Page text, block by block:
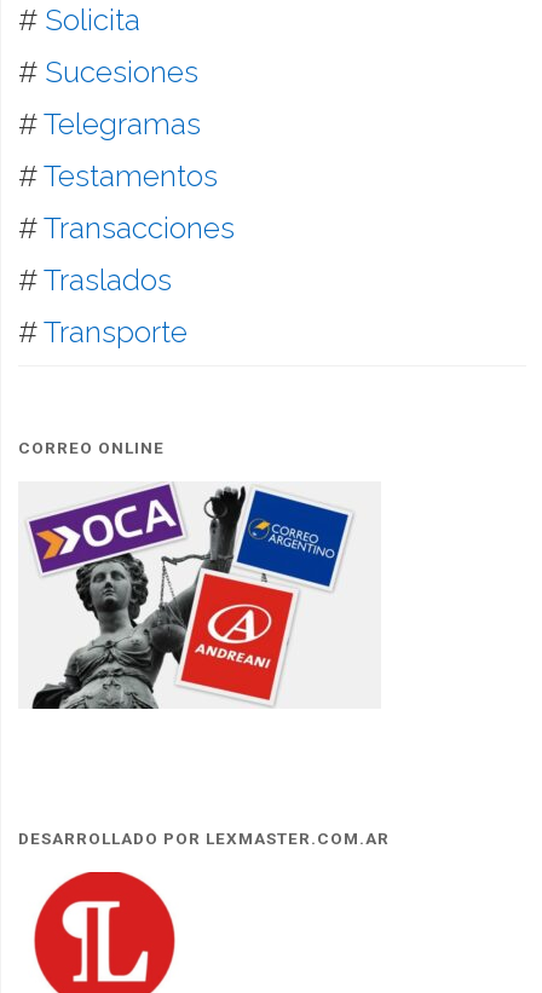
# Solicita
# Sucesiones
#Telegramas
#Testamentos
#Transacciones
#Traslados
#Transporte
CORREO ONLINE
DESARROLLADO POR LEXMASTER.COM.AR